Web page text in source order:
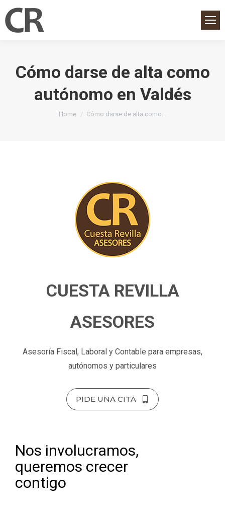
Cómo darse de alta como
autónomo en Valdés
You are here:
Home Cómo darse de alta como…
CUESTA REVILLA
ASESORES
Asesoría Fiscal, Laboral y Contable para empresas,
autónomos y particulares
PIDE UNA CITA
Nos involucramos,
queremos crecer
contigo